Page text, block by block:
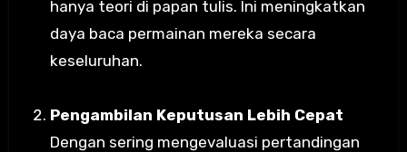
hanya teori di papan tulis. Ini meningkatkan
daya baca permainan mereka secara
keseluruhan.
Pengambilan Keputusan Lebih Cepat
Dengan sering mengevaluasi pertandingan